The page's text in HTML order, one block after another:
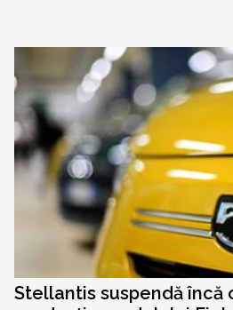
Stellantis suspendă încă